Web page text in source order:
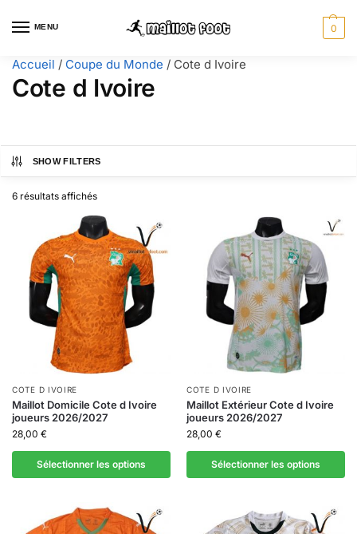
MENU 0
Accueil / Coupe du Monde / Cote d Ivoire
Cote d Ivoire
SHOW FILTERS
6 résultats affichés
COTE D IVOIRE
Maillot Domicile Cote d Ivoire
joueurs 2026/2027
28,00 €
Sélectionner les options
COTE D IVOIRE
Maillot Extérieur Cote d Ivoire
joueurs 2026/2027
28,00 €
Sélectionner les options